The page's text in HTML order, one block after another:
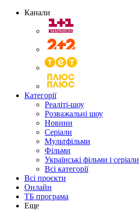
Канали
Категорії
Реаліті-шоу
Розважальні шоу
Новини
Серіали
Мультфільми
Фільми
Українські фільми і серіали
Всі категорії
Всі проєкти
Онлайн
ТБ програма
Еще